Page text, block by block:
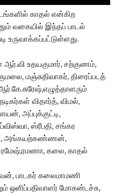
காதல் என்கிற
வகையில் இந்தப் பாடல்
உருவாக்கப்பட்டுள்ளது.
உதயகுமார், சற்குணம்,
மஞ்சுதிவாகர், திரைப்படத்
விதார்த், விமல்,
அப்புக்குட்டி,
ஸ்ரீபதி, சங்கர
அங்கயற்கண்ணன்,
கலை, காதல்
பாடகர் கலைமாமணி
ஒளிப்பதிவாளர் மோகன்டச்சு,